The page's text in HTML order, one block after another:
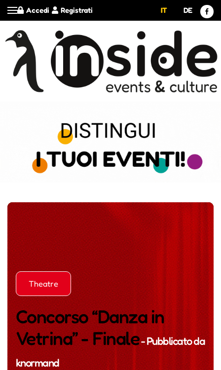
Registrati
Accedi IT DE
Theatre
Concorso “Danza in
Vetrina” - Finale- Pubblicato da
knormand